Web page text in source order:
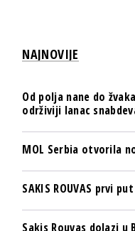
NAJNOVIJE
Od polja nane do
održiviji lanac
MOL Serbia otvorila
SAKIS ROUVAS prvi
Sakis Rouvas dolazi u